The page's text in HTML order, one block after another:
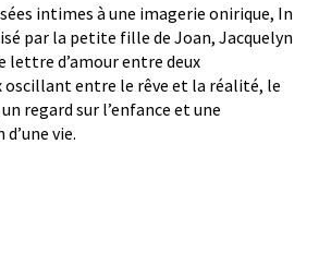
intimes à une imagerie onirique, In
par la petite fille de Joan, Jacquelyn
lettre d’amour entre deux
entre le rêve et la réalité, le
regard sur l’enfance et une
vie.